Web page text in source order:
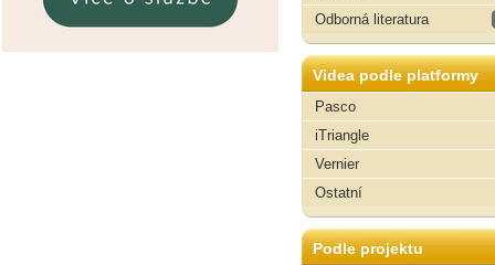
Odborná literatura
Videa podle platformy
Pasco
iTriangle
Vernier
Ostatní
Podle projektu